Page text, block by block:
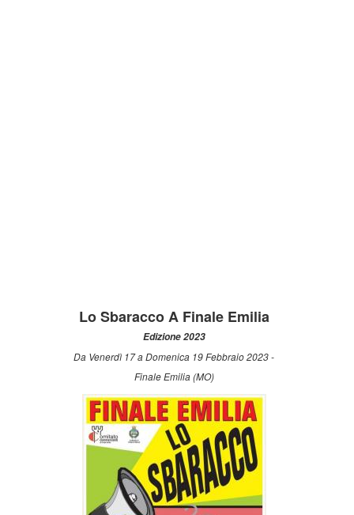
Lo Sbaracco A Finale Emilia
Edizione 2023
Da Venerdì 17 a Domenica 19 Febbraio 2023 -
Finale Emilia (MO)